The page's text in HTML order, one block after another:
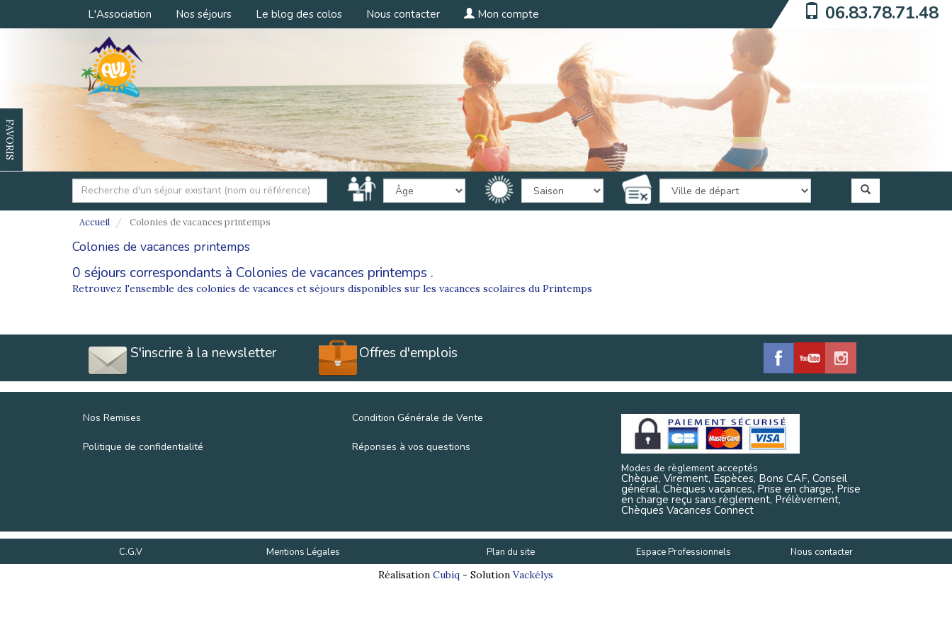
L'Association Nos séjours Le blog des colos Nous contacter Mon compte 06.83.78.71.48
FAVORIS
Accueil Colonies de vacances printemps
Colonies de vacances printemps
0 séjours correspondants à Colonies de vacances printemps .
Retrouvez l'ensemble des colonies de vacances et séjours disponibles sur les vacances scolaires du Printemps
S'inscrire à la newsletter Offres d'emplois
Nos Remises
Politique de confidentialité
Condition Générale de Vente
Réponses à vos questions
Modes de règlement acceptés
Chèque, Virement, Espèces, Bons CAF, Conseil
général, Chèques vacances, Prise en charge, Prise
en charge reçu sans règlement, Prélèvement,
Chèques Vacances Connect
C.G.V Mentions Légales Plan du site Espace Professionnels
Nous contacter
Réalisation Cubiq- Solution Vackélys